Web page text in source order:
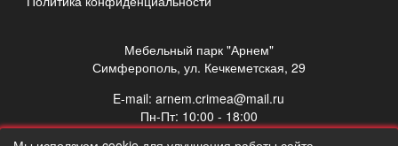
Мебельный парк "Арнем"
Симферополь, ул. Кечкеметская, 29
E-mail:arnem.crimea@mail.ru
Пн-Пт: 10:00 - 18:00
Сб: 10:00 - 17:00